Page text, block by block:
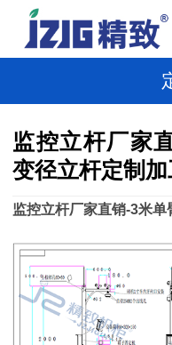
监控立杆厂家
变径立杆定制
监控立杆厂家直销-3米